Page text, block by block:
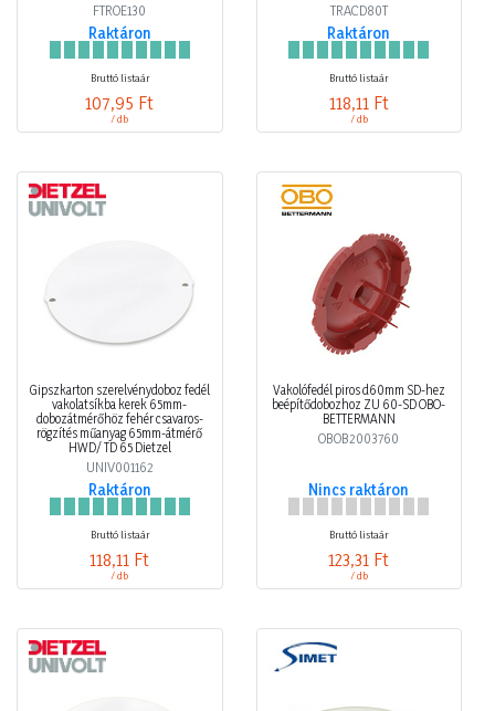
FTROE130
Raktáron
Bruttó listaár
107,95 Ft
/ db
TRACD80T
Raktáron
Bruttó listaár
118,11 Ft
/ db
Gipszkarton szerelvénydoboz fedél
vakolatsíkba kerek 65mm-
dobozátmérőhöz fehér csavaros-
rögzítés műanyag 65mm-átmérő
HWD/ TD 65 Dietzel
UNIV001162
Raktáron
Bruttó listaár
118,11 Ft
/ db
Vakolófedél piros d60mm SD-hez
beépítődobozhoz ZU 60-SD OBO-
BETTERMANN
OBOB2003760
Nincs raktáron
Bruttó listaár
123,31 Ft
/ db